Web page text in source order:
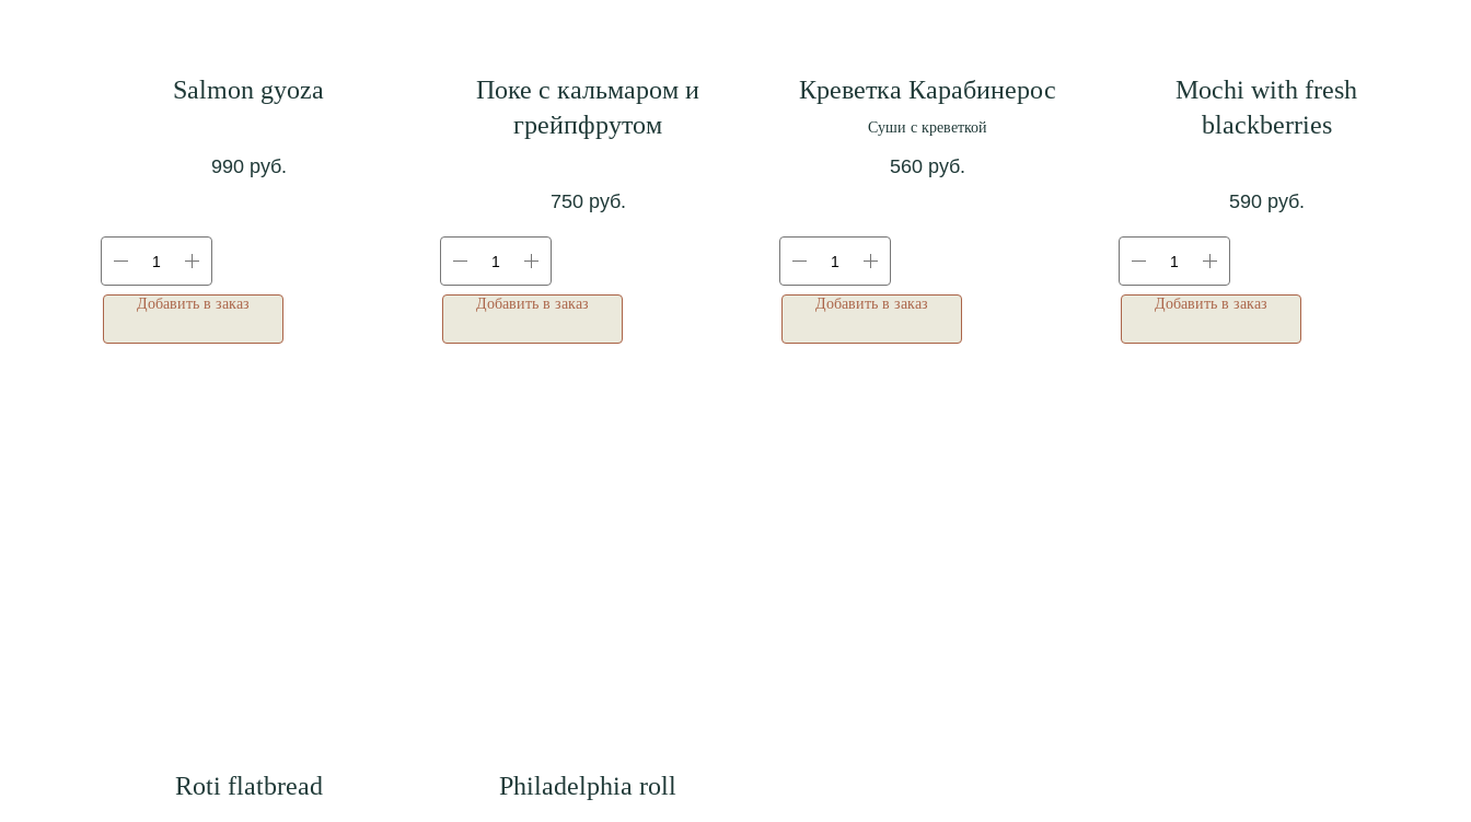
Salmon gyoza
990 руб.
Добавить в заказ
Поке с кальмаром и
грейпфрутом
750 руб.
Добавить в заказ
Креветка Карабинерос
Суши с креветкой
560 руб.
Добавить в заказ
Mochi with fresh
blackberries
590 руб.
Добавить в заказ
Roti flatbread Philadelphia roll